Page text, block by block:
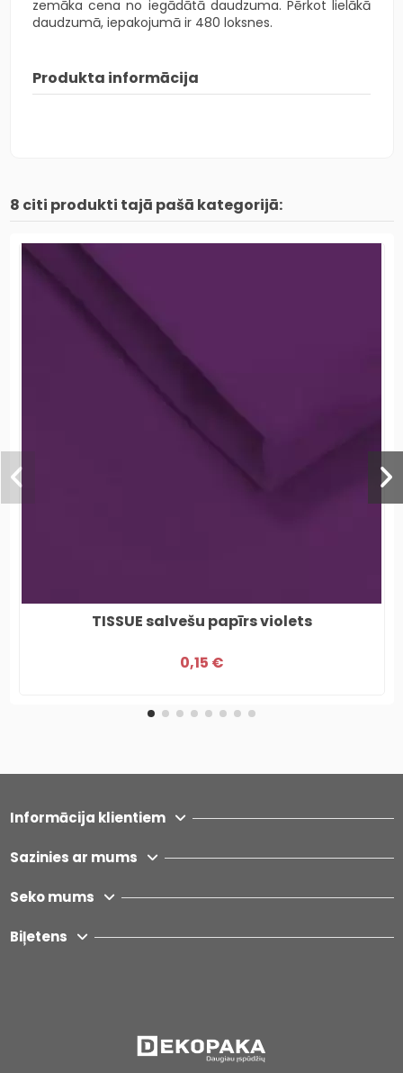
zemāka cena no iegādātā daudzuma. Pērkot lielākā
daudzumā, iepakojumā ir 480 loksnes.
Produkta informācija
8 citi produkti tajā pašā kategorijā:
TISSUE salvešu papīrs violets
0,15 €
Informācija klientiem
Sazinies ar mums
Seko mums
Biļetens